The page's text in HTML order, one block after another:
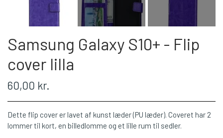
Samsung Galaxy S10+ - Flip
cover lilla
60,00 kr.
Dette flip cover er lavet af kunst læder (PU læder). Coveret har 2
lommer til kort, en billedlomme og et lille rum til sedler.